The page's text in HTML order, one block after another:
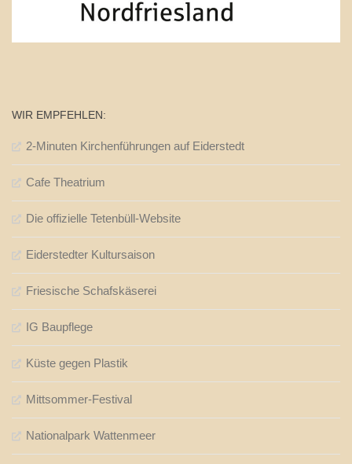
WIR EMPFEHLEN:
2-Minuten Kirchenführungen auf Eiderstedt
Cafe Theatrium
Die offizielle Tetenbüll-Website
Eiderstedter Kultursaison
Friesische Schafskäserei
IG Baupflege
Küste gegen Plastik
Mittsommer-Festival
Nationalpark Wattenmeer